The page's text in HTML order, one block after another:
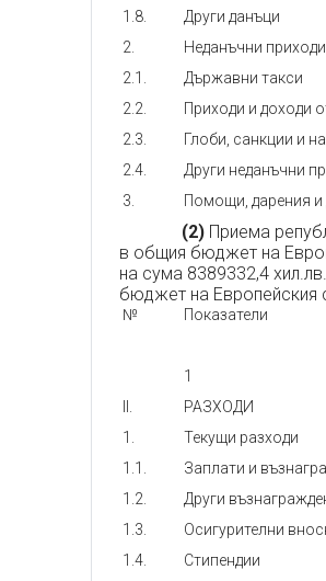
1.8.
Други данъци
2.
Неданъчни приходи
2.1.
Държавни такси
2.2.
Приходи и доходи
2.3.
Глоби, санкции и
2.4.
Други неданъчни
3.
Помощи, дарения и
(2)Приема
в общия бюджет на
на сума 8389332,4
бюджет на Европейския
№ Показатели
1
II.
РАЗХОДИ
1.
Текущи разходи
1.1.
Заплати и
1.2.
Други
1.3.
Осигурителни
1.4.
Стипендии